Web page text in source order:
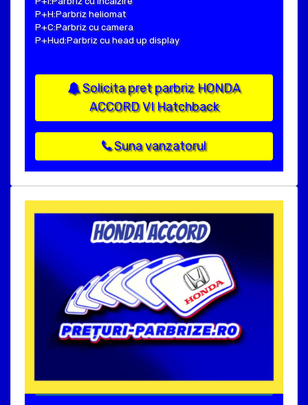
P+H:Parbriz heliomat
P+C:Parbriz cu camera
P+Hud:Parbriz cu head up display
Solicita pret parbriz HONDA
ACCORD VI Hatchback
Suna vanzatorul